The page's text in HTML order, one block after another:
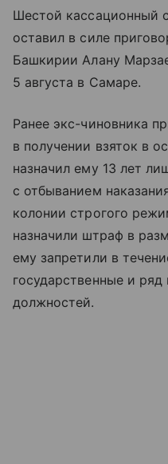
Шестой кассационный
оставил в силе
Башкирии Алану
5 августа в Самаре.
Ранее экс-чиновника
в получении взяток в
назначил ему 13 лет
с отбыванием
колонии строгого
назначили штраф в
ему запретили в
государственные и
должностей.